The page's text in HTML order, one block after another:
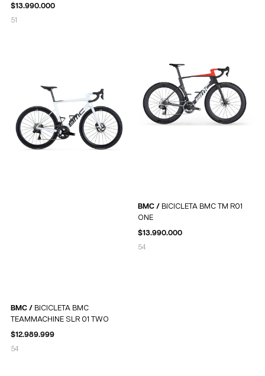
$13.990.000
51
BMC / BICICLETA BMC
TEAMMACHINE SLR 01 TWO
$12.989.999
54
BMC / BICICLETA BMC TM R01
ONE
$13.990.000
54